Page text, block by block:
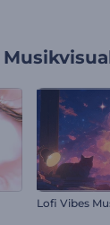
Lofi Vibes